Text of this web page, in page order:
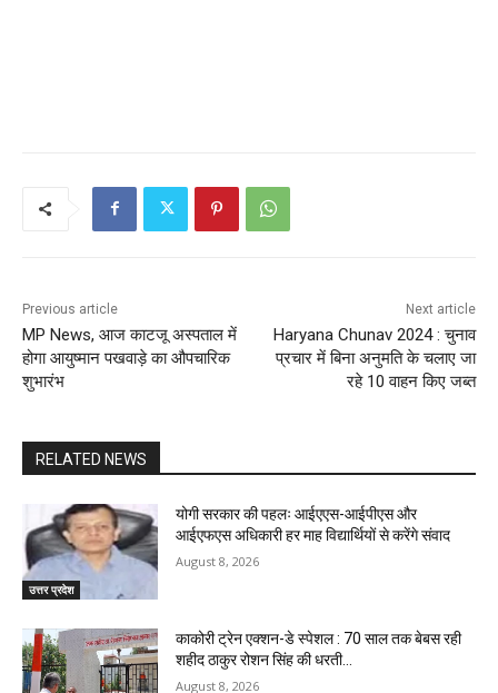
Previous article
MP News, आज काटजू अस्पताल में
होगा आयुष्मान पखवाड़े का औपचारिक
शुभारंभ
Next article
Haryana Chunav 2024 : चुनाव
प्रचार में बिना अनुमति के चलाए जा
रहे 10 वाहन किए जब्त
RELATED NEWS
उत्तर प्रदेश
योगी सरकार की पहलः आईएएस-आईपीएस और
आईएफएस अधिकारी हर माह विद्यार्थियों से करेंगे संवाद
August 8, 2026
काकोरी ट्रेन एक्शन-डे स्पेशल : 70 साल तक बेबस रही
शहीद ठाकुर रोशन सिंह की धरती…
August 8, 2026